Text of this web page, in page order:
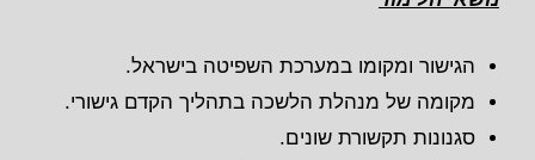
הגישור ומקומו במערכת השפיטה בישראל.
מקומה של מנהלת הלשכה בתהליך הקדם גישורי.
סגנונות תקשורת שונים.